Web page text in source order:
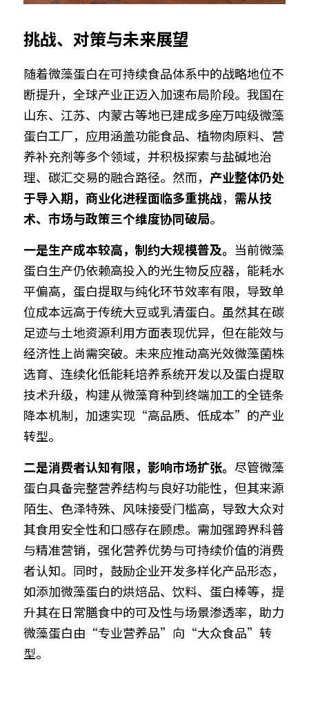
挑战、对策与未来展望
随着微藻蛋白在可持续食品体系中的战略地位不
断提升，全球产业正迈入加速布局阶段。我国在
山东、江苏、内蒙古等地已建成多座万吨级微藻
蛋白工厂，应用涵盖功能食品、植物肉原料、营
养补充剂等多个领域，并积极探索与盐碱地治
理、碳汇交易的融合路径。然而， 产业整体仍处
于导入期，商业化进程面临多重挑战， 需从技
术、市场与政策三个维度协同破局。
一是生产成本较高，制约大规模普及。 当前微藻
蛋白生产仍依赖高投入的光生物反应器，能耗水
平偏高，蛋白提取与纯化环节效率有限，导致单
位成本远高于传统大豆或乳清蛋白。虽然其在碳
足迹与土地资源利用方面表现优异，但在能效与
经济性上尚需突破。未来应推动高光效微藻菌株
选育、连续化低能耗培养系统开发以及蛋白提取
技术升级，构建从微藻育种到终端加工的全链条
降本机制，加速实现“高品质、低成本”的产业
转型。
二是消费者认知有限，影响市场扩张。 尽管微藻
蛋白具备完整营养结构与良好功能性，但其来源
陌生、色泽特殊、风味接受门槛高，导致大众对
其食用安全性和口感存在顾虑。需加强跨界科普
与精准营销，强化营养优势与可持续价值的消费
者认知。同时，鼓励企业开发多样化产品形态，
如添加微藻蛋白的烘焙品、饮料、蛋白棒等，提
升其在日常膳食中的可及性与场景渗透率，助力
微藻蛋白由“专业营养品”向“大众食品”转
型。